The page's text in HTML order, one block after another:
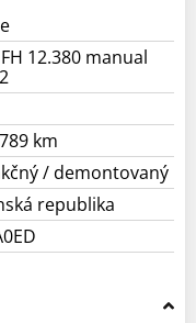
12.380 manual
km
/ demontovaný
republika